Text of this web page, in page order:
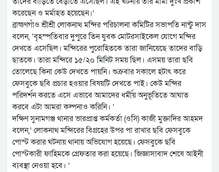
করেছেন ও মর্মাহত হয়েছেন।’
ব্রাহ্মণগাঁও শ্রীশ্রী লোকনাথ মন্দির পরিচালনা কমিটির সভাপতি নান্টু দাস
বলেন, ‘বৃহস্পতিবার দুপুরে তিন যুবক মোটরসাইকেল যোগে মন্দির
দেখতে এসেছিল। মন্দিরের পুরোহিতকে তারা জানিয়েছে তাদের বাড়ি
ছাতকে। তারা মন্দিরে ১৫/২০ মিনিট সময় ছিল। এসময় তারা ছবি
তোলেছে কিনা কেউ দেখতে পায়নি। শুক্রবার সকালে হটাৎ করে
ফেসবুকে ছবি প্রচার হওয়ার বিষয়টি দেখতে পাই। কেউ মন্দির
পরিদর্শন করতে এসে এভাবে আমাদের ধর্মীয় অনুভূতিতে আঘাত
করবে এটা আমরা কল্পনাও করিনি। ’
দক্ষিণ সুনামগঞ্জ থানার ভারপ্রাপ্ত কর্মকর্তা (ওসি) কাজী মুক্তাদির আহমদ
বলেন,‘ লোকনাথ মন্দিরের বিগ্রহের উপর পা রাখার ছবি ফেসবুকে
পোস্ট করার ঘটনায় থানায় অভিযোগ হয়েছে। ফেসবুকে ছবি
পোস্টকারী ফাহিমকে গ্রেফতার করা হয়েছে। জিজ্ঞাসাবাদ শেষে আইনী
ব্যবস্থা নেওয়া হবে। ’